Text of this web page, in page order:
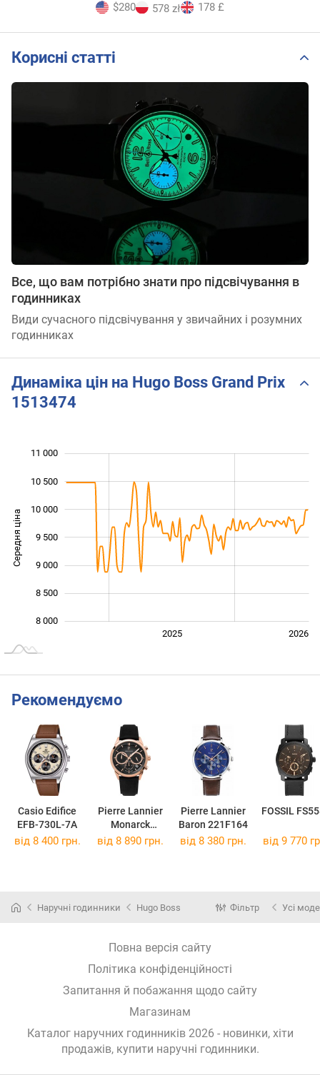
$280 578 zł 178 £
Корисні статті
Все, що вам потрібно знати про підсвічування в
годинниках
Види сучасного підсвічування у звичайних і розумних
годинниках
Динаміка цін на Hugo Boss Grand Prix
1513474
Середня ціна 10 000
8 000
8 500
9 000
9 500
10 000
10 500
11 000
2025 2026
Рекомендуємо
Casio Edifice
EFB-730L-7A
Pierre Lannier
Monarck
233D233
Pierre Lannier
Baron 221F164
FOSSIL
від 8 400 грн. від 8 890 грн. від 8 380 грн. від 9 770
Наручні годинники Hugo Boss Фільтр Усі
Повна версія сайту
Політика конфіденційності
Запитання й побажання щодо сайту
Магазинам
Каталог наручних годинників 2026 - новинки, хіти
продажів, купити наручні годинники.